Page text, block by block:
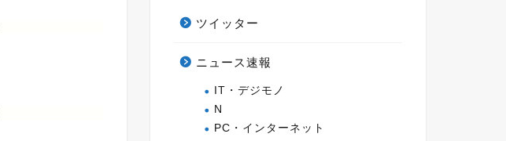
ツイッター
ニュース速報
IT・デジモノ
N
PC・インターネット